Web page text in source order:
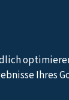
Ihres